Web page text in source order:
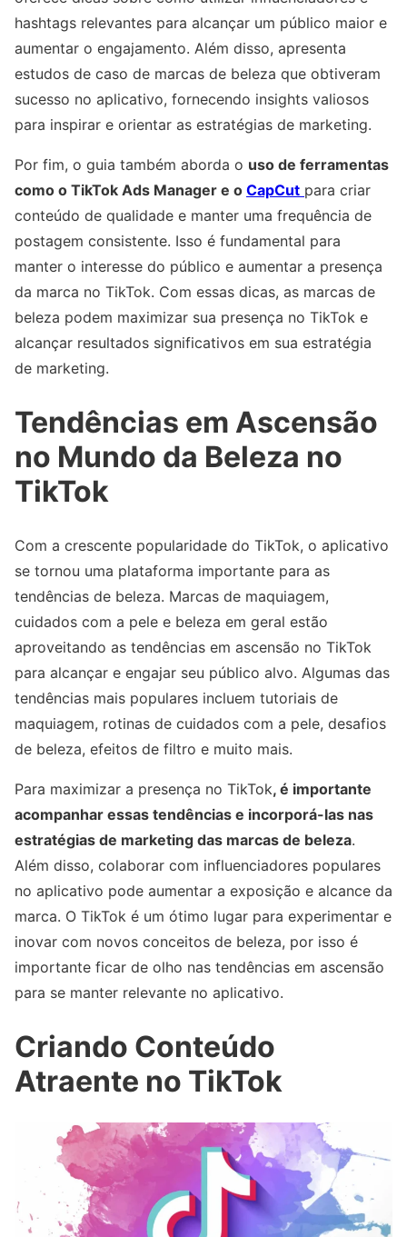
hashtags relevantes para alcançar um público maior e
aumentar o engajamento. Além disso, apresenta
estudos de caso de marcas de beleza que obtiveram
sucesso no aplicativo, fornecendo insights valiosos
para inspirar e orientar as estratégias de marketing.
Por fim, o guia também aborda o uso de ferramentas
como o TikTok Ads Manager e o CapCut para criar
conteúdo de qualidade e manter uma frequência de
postagem consistente. Isso é fundamental para
manter o interesse do público e aumentar a presença
da marca no TikTok. Com essas dicas, as marcas de
beleza podem maximizar sua presença no TikTok e
alcançar resultados significativos em sua estratégia
de marketing.
Tendências em Ascensão
no Mundo da Beleza no
TikTok
Com a crescente popularidade do TikTok, o aplicativo
se tornou uma plataforma importante para as
tendências de beleza. Marcas de maquiagem,
cuidados com a pele e beleza em geral estão
aproveitando as tendências em ascensão no TikTok
para alcançar e engajar seu público alvo. Algumas das
tendências mais populares incluem tutoriais de
maquiagem, rotinas de cuidados com a pele, desafios
de beleza, efeitos de filtro e muito mais.
Para maximizar a presença no TikTok, é importante
acompanhar essas tendências e incorporá-las nas
estratégias de marketing das marcas de beleza.
Além disso, colaborar com influenciadores populares
no aplicativo pode aumentar a exposição e alcance da
marca. O TikTok é um ótimo lugar para experimentar e
inovar com novos conceitos de beleza, por isso é
importante ficar de olho nas tendências em ascensão
para se manter relevante no aplicativo.
Criando Conteúdo
Atraente no TikTok